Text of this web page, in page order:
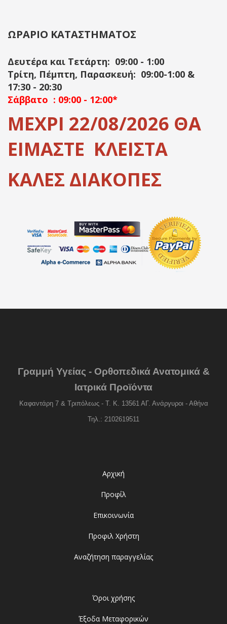
ΩΡΑΡΙΟ ΚΑΤΑΣΤΗΜΑΤΟΣ
Δευτέρα και Τετάρτη: 09:00 - 1:00
Τρίτη, Πέμπτη, Παρασκευή: 09:00-1:00 &
17:30 - 20:30
Σάββατο : 09:00 - 12:00*
ΜΕΧΡΙ 22/08/2026 ΘΑ
ΕΙΜΑΣΤΕ ΚΛΕΙΣΤΑ
ΚΑΛΕΣ ΔΙΑΚΟΠΕΣ
Γραμμή Υγείας - Ορθοπεδικά Ανατομικά &
Ιατρικά Προϊόντα
Καφαντάρη 7 & Τριπόλεως - Τ. Κ. 13561 ΑΓ. Ανάργυροι - Αθήνα
Τηλ.: 2102619511
Αρχική
Προφίλ
Επικοινωνία
Προφιλ Χρήστη
Αναζήτηση παραγγελίας
Όροι χρήσης
Έξοδα Μεταφορικών